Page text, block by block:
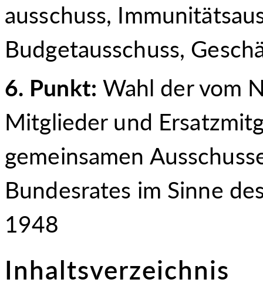
ausschuss, Immunitäts
Budgetausschuss,
6. Punkt: Wahl der vom
Mitglieder und
gemeinsamen
Bundesrates im Sinne
1948
Inhaltsverzeichnis